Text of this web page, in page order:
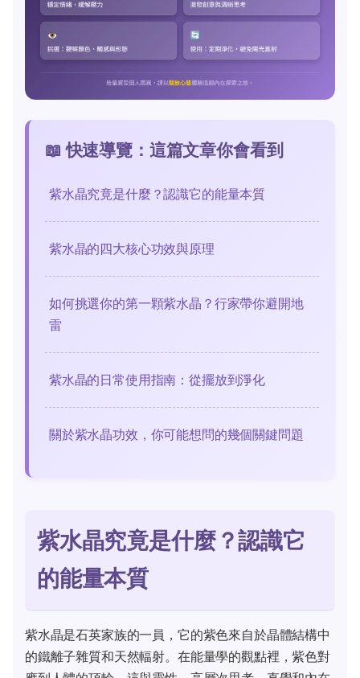
📖 快速導覽：這篇文章你會看到
紫水晶究竟是什麼？認識它的能量本質
紫水晶的四大核心功效與原理
如何挑選你的第一顆紫水晶？行家帶你避開地
雷
紫水晶的日常使用指南：從擺放到淨化
關於紫水晶功效，你可能想問的幾個關鍵問題
紫水晶究竟是什麼？認識它
的能量本質
紫水晶是石英家族的一員，它的紫色來自於晶體結構中
的鐵離子雜質和天然輻射。在能量學的觀點裡，紫色對